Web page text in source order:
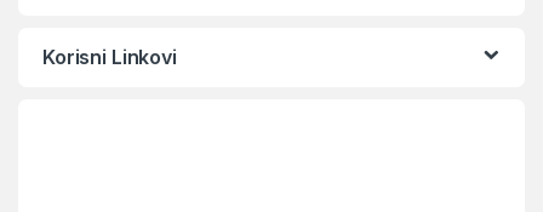
Korisni Linkovi